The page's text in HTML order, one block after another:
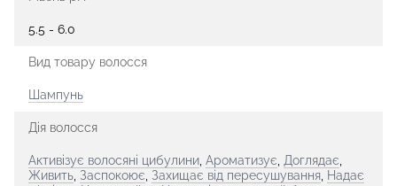
5.5 - 6.0
Вид товару волосся
Шампунь
Дія волосся
Активізує волосяні цибулини Ароматизує Доглядає
Живить Заспокоює Захищає від пересушування Надає